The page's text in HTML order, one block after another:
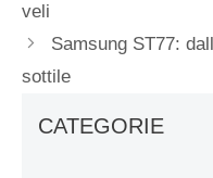
veli
Samsung ST77:
sottile
CATEGORIE